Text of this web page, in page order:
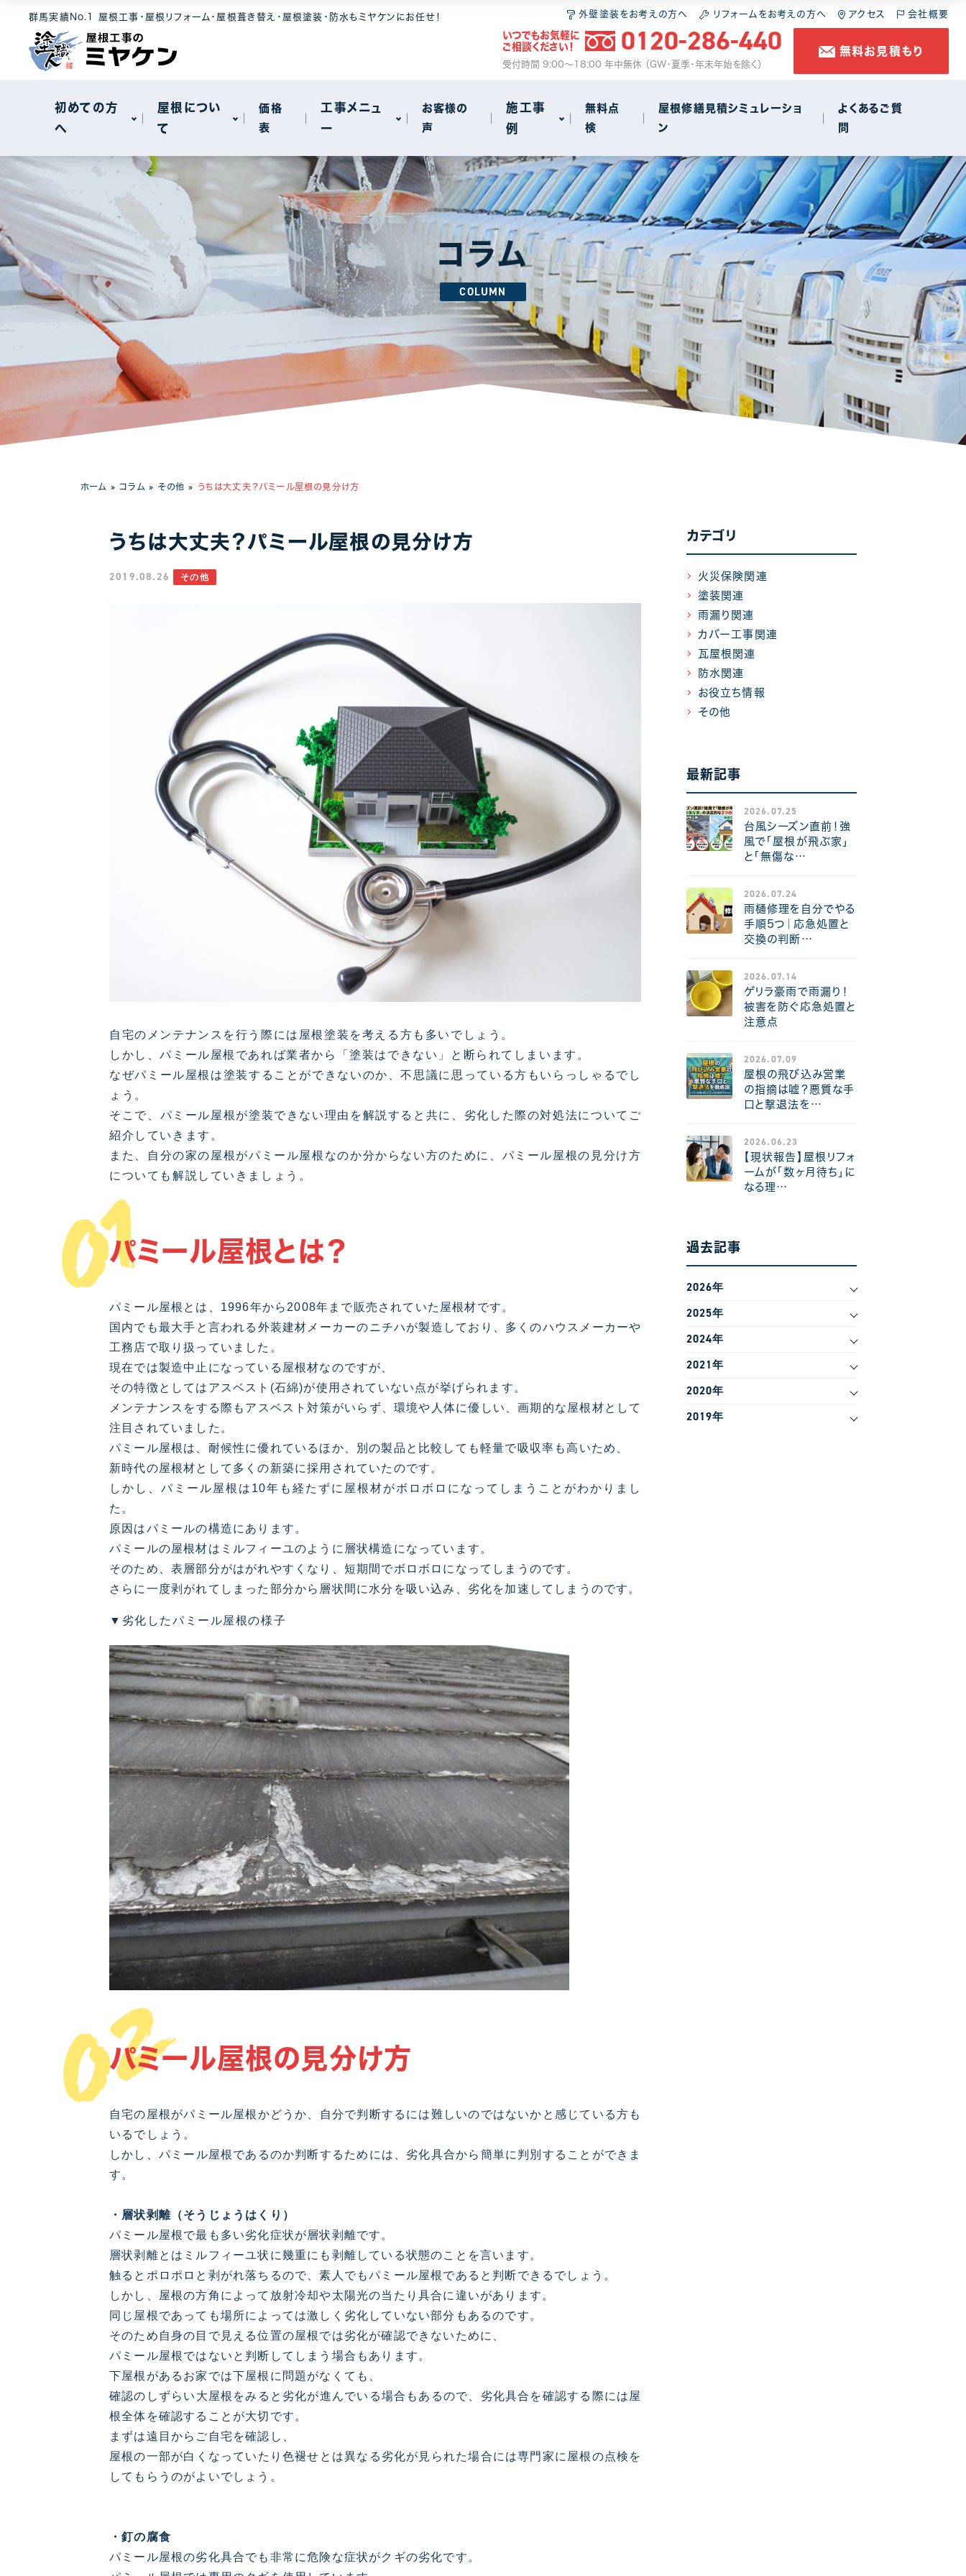
群馬実績No.1 屋根工事・屋根リフォーム・屋根葺き替え・屋根塗装・防水もミヤケンにお任せ！ 外壁塗装をお考えの方へ リフォームをお考えの方へ アクセス 会社概要
いつでもお気軽に
ご相談ください！
0120-286-440
受付時間 9:00～18:00 年中無休 （GW・夏季・年末年始を除く）
無料お見積もり
初めての方
へ
選ばれる理由 6つの安心 無料点検 施工の流れ
メンテナンスサイクル 火災保険のご案内 コラム
新着情報 動画で見る屋根工事の基礎知識
屋根につい
て
屋根について
和瓦 スレート屋根
モニエル瓦 セメント瓦 金属屋根
価格
表
工事メニュ
ー
工事メニュー 屋根塗装 屋根の葺き直し
屋根カバー工事 瓦・漆喰工事 雨樋工事
天窓工事 屋根葺き替え 防水工事
棟板金工事 雨漏り
お客様の
声
施工事
例
セキスイハイム 2
一般住宅 72 other 18 店舗・商店街
工場・事務所 1 アパート・マンション・ビル 1
無料点
検
屋根修繕見積シミュレーショ
ン
よくあるご質
問
選ばれる理由 6つの安心 施工の流れ
火災保険のご案内
屋根について
屋根素材 スレート屋根
セメント瓦
工事メニュー 屋根の葺き直し
瓦・漆喰工事
工場・事務所 1 アパート・マンション・ビル 1
コラム
COLUMN
ホーム » コラム » その他 » うちは大丈夫？パミール屋根の見分け方
うちは大丈夫？パミール屋根の見分け方
2019.08.26 その他
自宅のメンテナンスを行う際には屋根塗装を考える方も多いでしょう。
しかし、パミール屋根であれば業者から「塗装はできない」と断られてしまいます。
なぜパミール屋根は塗装することができないのか、不思議に思っている方もいらっしゃるでし
ょう。
そこで、パミール屋根が塗装できない理由を解説すると共に、劣化した際の対処法についてご
紹介していきます。
また、自分の家の屋根がパミール屋根なのか分からない方のために、パミール屋根の見分け方
についても解説していきましょう。
01パミール屋根とは？
パミール屋根とは、1996年から2008年まで販売されていた屋根材です。
国内でも最大手と言われる外装建材メーカーのニチハが製造しており、多くのハウスメーカーや
工務店で取り扱っていました。
現在では製造中止になっている屋根材なのですが、
その特徴としてはアスベスト(石綿)が使用されていない点が挙げられます。
メンテナンスをする際もアスベスト対策がいらず、環境や人体に優しい、画期的な屋根材として
注目されていました。
パミール屋根は、耐候性に優れているほか、別の製品と比較しても軽量で吸収率も高いため、
新時代の屋根材として多くの新築に採用されていたのです。
しかし、パミール屋根は10年も経たずに屋根材がボロボロになってしまうことがわかりまし
た。
原因はパミールの構造にあります。
パミールの屋根材はミルフィーユのように層状構造になっています。
そのため、表層部分がはがれやすくなり、短期間でボロボロになってしまうのです。
さらに一度剥がれてしまった部分から層状間に水分を吸い込み、劣化を加速してしまうのです。
▼劣化したパミール屋根の様子
02
パミール屋根の見分け方
自宅の屋根がパミール屋根かどうか、自分で判断するには難しいのではないかと感じている方も
いるでしょう。
しかし、パミール屋根であるのか判断するためには、劣化具合から簡単に判別することができま
す。
・層状剥離（そうじょうはくり）
パミール屋根で最も多い劣化症状が層状剥離です。
層状剥離とはミルフィーユ状に幾重にも剥離している状態のことを言います。
触るとポロポロと剥がれ落ちるので、素人でもパミール屋根であると判断できるでしょう。
しかし、屋根の方角によって放射冷却や太陽光の当たり具合に違いがあります。
同じ屋根であっても場所によっては激しく劣化していない部分もあるのです。
そのため自身の目で見える位置の屋根では劣化が確認できないために、
パミール屋根ではないと判断してしまう場合もあります。
下屋根があるお家では下屋根に問題がなくても、
確認のしずらい大屋根をみると劣化が進んでいる場合もあるので、劣化具合を確認する際には屋
根全体を確認することが大切です。
まずは遠目からご自宅を確認し、
屋根の一部が白くなっていたり色褪せとは異なる劣化が見られた場合には専門家に屋根の点検を
してもらうのがよいでしょう。
・釘の腐食
パミール屋根の劣化具合でも非常に危険な症状がクギの劣化です。
カテゴリ
火災保険関連
塗装関連
雨漏り関連
カバー工事関連
瓦屋根関連
防水関連
お役立ち情報
その他
最新記事
2026.07.25
台風シーズン直前！強
風で「屋根が飛ぶ家」
と「無傷な…
2026.07.24
雨樋修理を自分でやる
手順5つ｜応急処置と
交換の判断…
2026.07.14
ゲリラ豪雨で雨漏り！
被害を防ぐ応急処置と
注意点
2026.07.09
屋根の飛び込み営業
の指摘は嘘？悪質な手
口と撃退法を…
2026.06.23
【現状報告】屋根リフォ
ームが「数ヶ月待ち」に
なる理…
過去記事
2026年
2025年
2024年
2021年
2020年
2019年